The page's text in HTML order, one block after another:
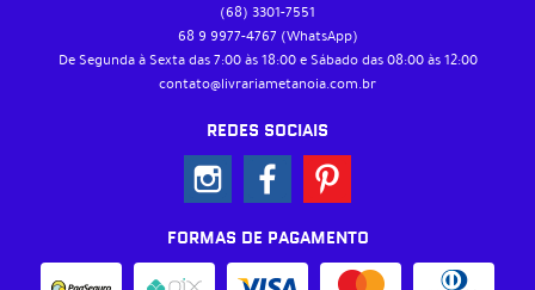
(68) 3301-7551
68 9 9977-4767 (WhatsApp)
De Segunda à Sexta das 7:00 às 18:00 e Sábado das 08:00 às 12:00
contato@livrariametanoia.com.br
REDES SOCIAIS
FORMAS DE PAGAMENTO